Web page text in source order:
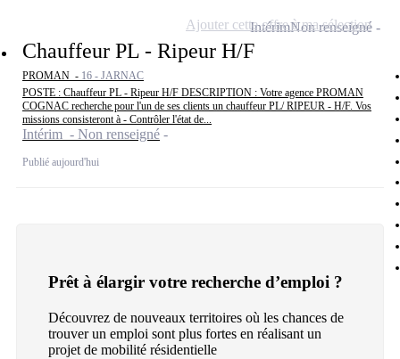
Chauffeur PL - Ripeur H/F
PROMAN - 16 - JARNAC
POSTE : Chauffeur PL - Ripeur H/F DESCRIPTION : Votre agence PROMAN
COGNAC recherche pour l'un de ses clients un chauffeur PL/ RIPEUR - H/F. Vos
missions consisteront à - Contrôler l'état de...
Intérim - Non renseigné
Publié aujourd'hui
IntérimNon renseigné
Ajouter cette offre à ma sélection
Prêt à élargir votre recherche d’emploi ?
Découvrez de nouveaux territoires où les chances de
trouver un emploi sont plus fortes en réalisant un
projet de mobilité résidentielle